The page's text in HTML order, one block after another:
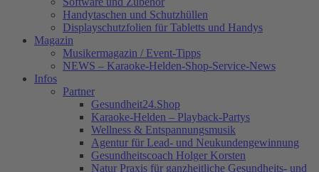
Handytaschen und Schutzhüllen
Displayschutzfolien für Tabletts und Handys
Magazin
Musikermagazin / Event-Tipps
NEWS – Karaoke-Helden-Shop-Service-News
Infos
Partner
Gesundheit24.Shop
Karaoke-Helden – Playback-Partys
Wellness & Entspannungsmusik
Agentur für Lead- und Neukundengewinnung
Gesundheitscoach Holger Korsten
Natur Praxis für ganzheitliche Gesundheits- und